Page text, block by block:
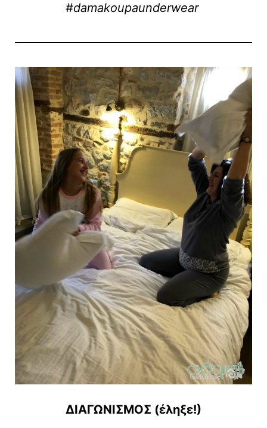
#damakoupaunderwear
ΔΙΑΓΩΝΙΣΜΟΣ (έληξε!)